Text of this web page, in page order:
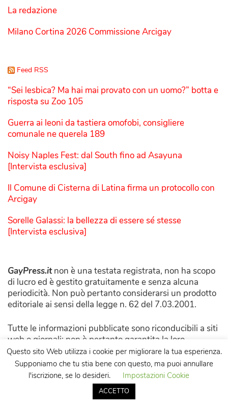
La redazione
Milano Cortina 2026 Commissione Arcigay
Feed RSS
“Sei lesbica? Ma hai mai provato con un uomo?” botta e
risposta su Zoo 105
Guerra ai leoni da tastiera omofobi, consigliere
comunale ne querela 189
Noisy Naples Fest: dal South fino ad Asayuna
[Intervista esclusiva]
Il Comune di Cisterna di Latina firma un protocollo con
Arcigay
Sorelle Galassi: la bellezza di essere sé stesse
[Intervista esclusiva]
GayPress.itnon è una testata registrata, non ha scopo
di lucro ed è gestito gratuitamente e senza alcuna
periodicità. Non può pertanto considerarsi un prodotto
editoriale ai sensi della legge n. 62 del 7.03.2001.
Tutte le informazioni pubblicate sono riconducibili a siti
web o giornali: non è pertanto garantita la loro
correttezza e completezza.
Tutti i contenuti originali prodotti per questo sito sono
da intendersi pubblicati sotto la licenza Creative
Commons. Ne è consentita la riproduzione citandone la
Questo sito Web utilizza i cookie per migliorare la tua esperienza.
Supponiamo che tu stia bene con questo, ma puoi annullare
l'iscrizione, se lo desideri.
Impostazioni Cookie
ACCETTO